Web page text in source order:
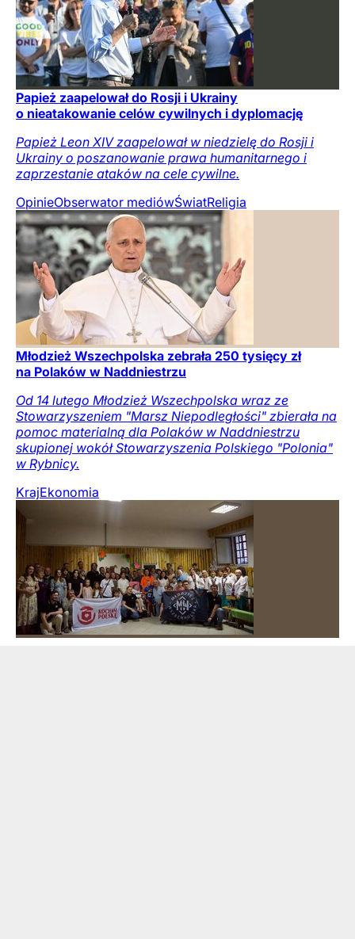
Papież zaapelował do Rosji i Ukrainy
o nieatakowanie celów cywilnych i dyplomację
Papież Leon XIV zaapelował w niedzielę do Rosji i
Ukrainy o poszanowanie prawa humanitarnego i
zaprzestanie ataków na cele cywilne.
OpinieObserwator mediówŚwiatReligia
Młodzież Wszechpolska zebrała 250 tysięcy zł
na Polaków w Naddniestrzu
Od 14 lutego Młodzież Wszechpolska wraz ze
Stowarzyszeniem "Marsz Niepodległości" zbierała na
pomoc materialną dla Polaków w Naddniestrzu
skupionej wokół Stowarzyszenia Polskiego "Polonia"
w Rybnicy.
KrajEkonomia